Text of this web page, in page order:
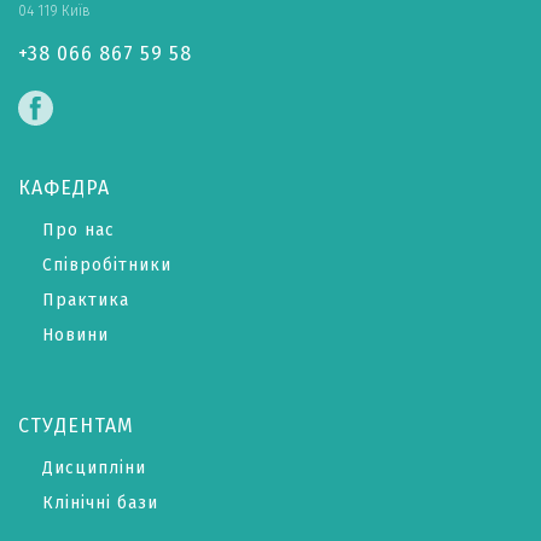
04 119 Київ
+38 066 867 59 58
КАФЕДРА
Про нас
Співробітники
Практика
Новини
СТУДЕНТАМ
Дисципліни
Клінічні бази